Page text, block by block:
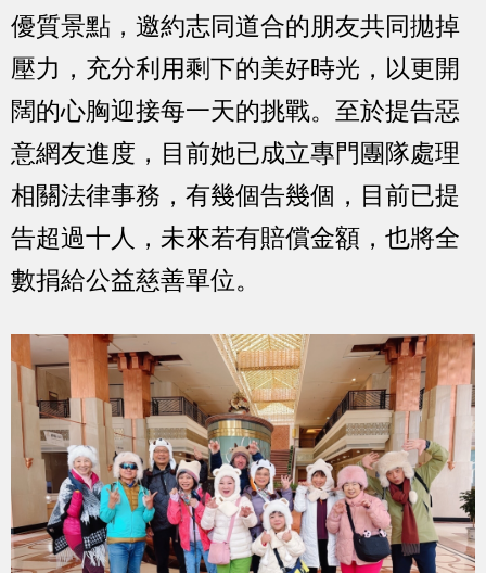
優質景點，邀約志同道合的朋友共同拋掉
壓力，充分利用剩下的美好時光，以更開
闊的心胸迎接每一天的挑戰。至於提告惡
意網友進度，目前她已成立專門團隊處理
相關法律事務，有幾個告幾個，目前已提
告超過十人，未來若有賠償金額，也將全
數捐給公益慈善單位。